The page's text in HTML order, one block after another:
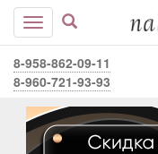
8-958-862-09-11
8-960-721-93-93